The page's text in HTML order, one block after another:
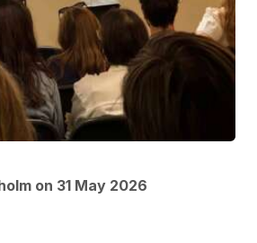
on 31 May 2026